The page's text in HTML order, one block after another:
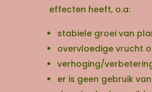
effecten heeft, o.a:
stabiele groei van
overvloedige vrucht
verhoging/
er is geen gebruik